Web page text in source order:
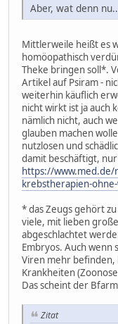
Aber, wat denn
Mittlerweile heißt es
homöopathisch
Theke bringen soll*.
Artikel auf Psiram -
weiterhin käuflich
nicht wirkt ist ja auch
nämlich nicht, auch
glauben machen
nutzlosen und
damit beschäftigt,
https://
krebstherapien-
* das Zeugs gehört
viele, mit lieben
abgeschlachtet
Embryos. Auch wenn
Viren mehr
Krankheiten
Das scheint der
Zitat